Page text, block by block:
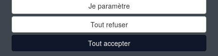
Je paramètre
Tout refuser
Tout accepter